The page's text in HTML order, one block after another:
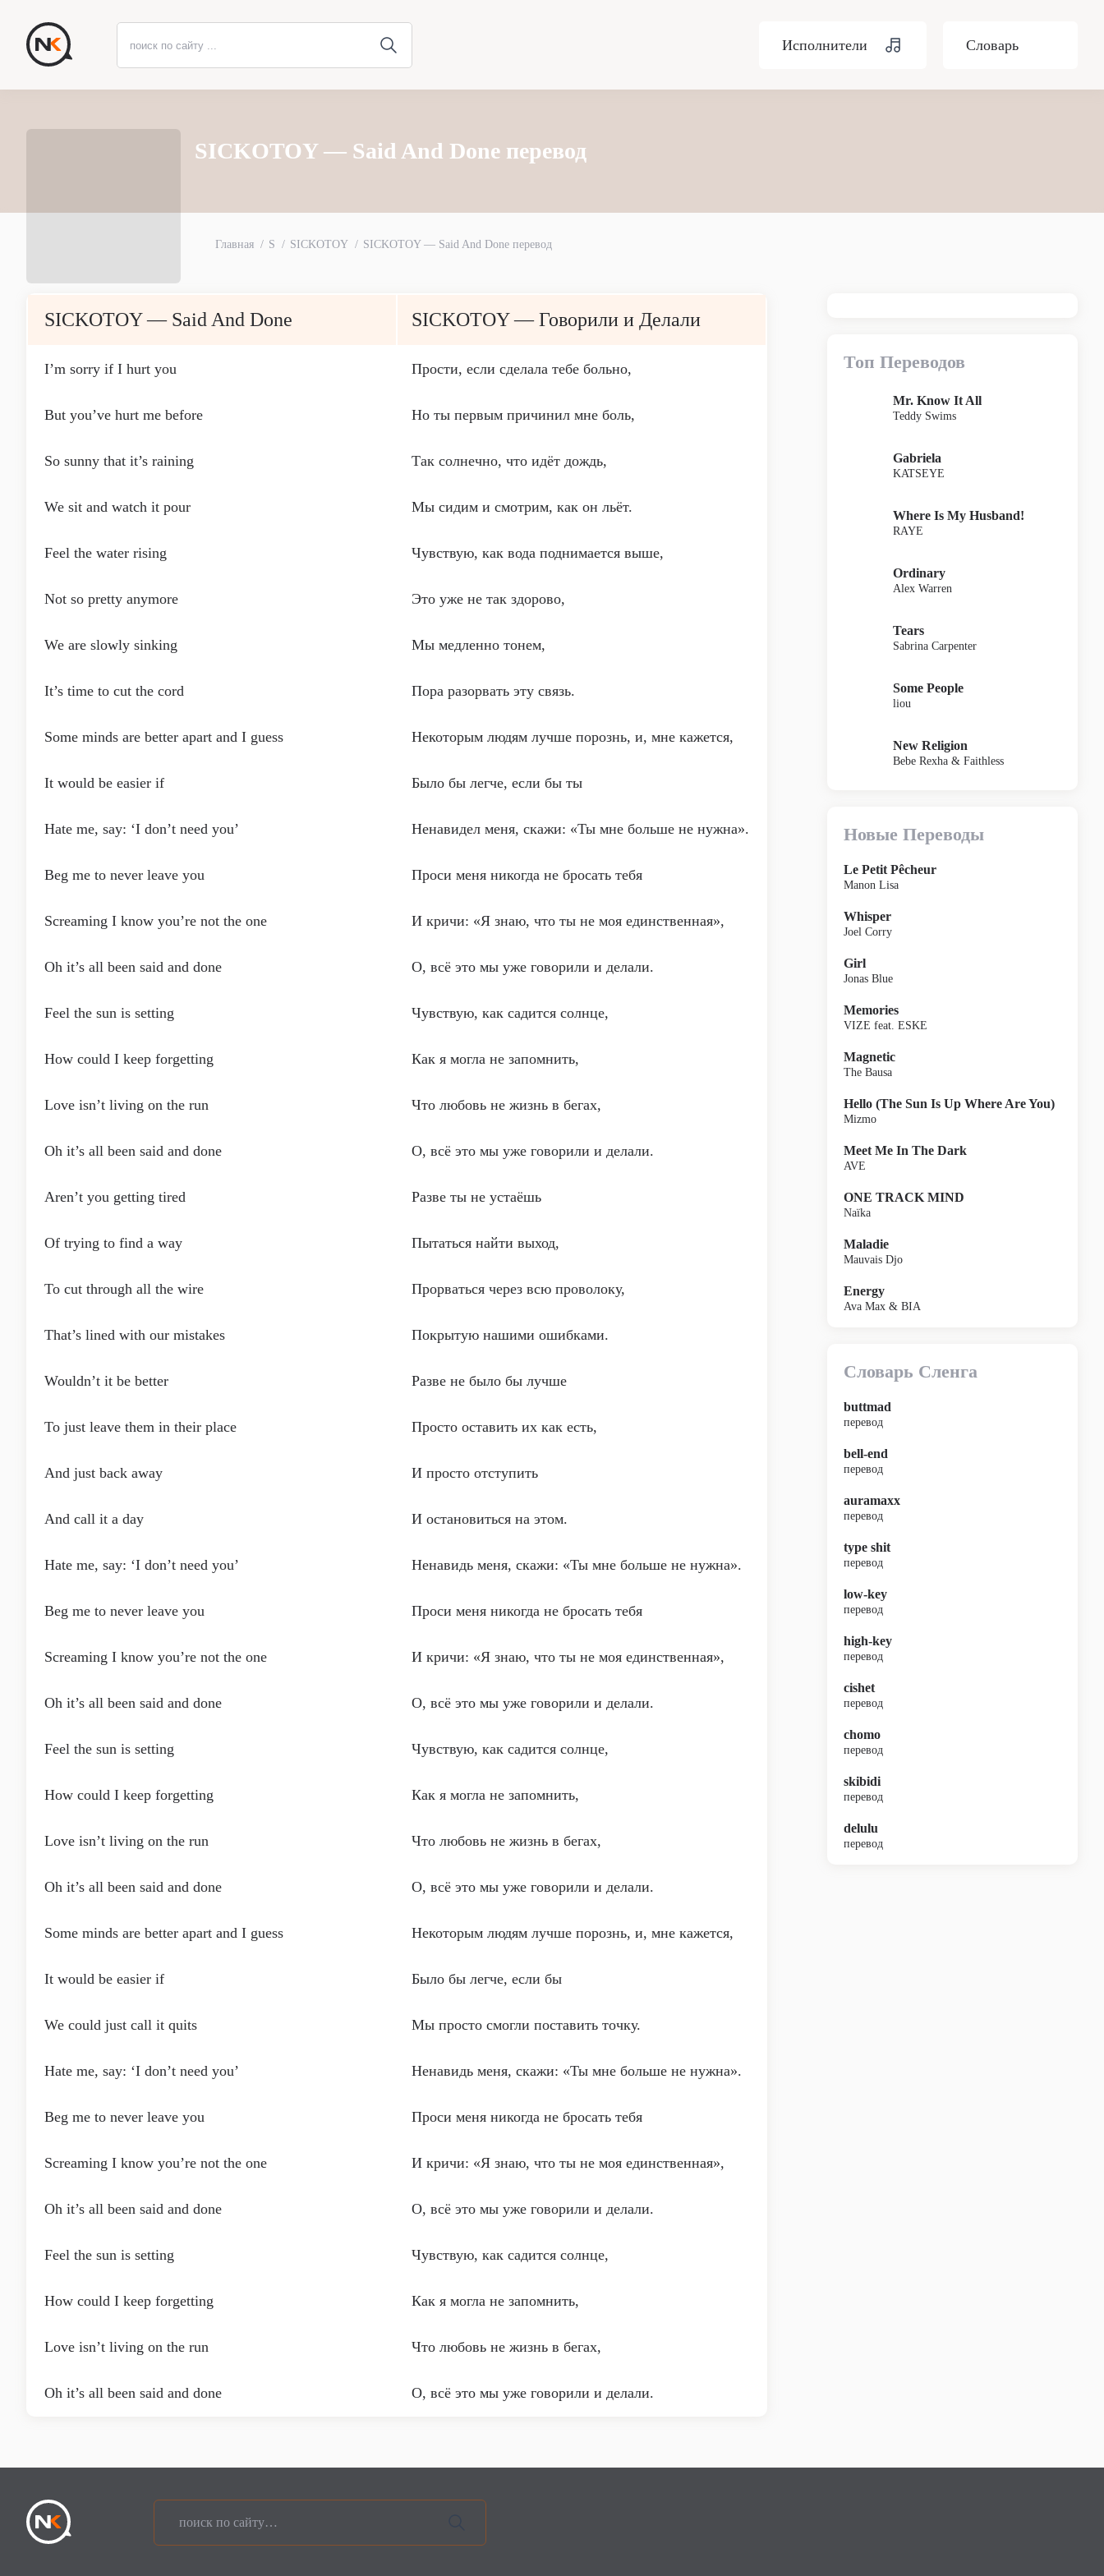
Исполнители Словарь
SICKOTOY — Said And Done перевод
Главная S SICKOTOY SICKOTOY — Said And Done перевод
SICKOTOY — Said And Done SICKOTOY — Говорили и Делали
I’m sorry if I hurt you Прости, если сделала тебе больно,
But you’ve hurt me before Но ты первым причинил мне боль,
So sunny that it’s raining Так солнечно, что идёт дождь,
We sit and watch it pour Мы сидим и смотрим, как он льёт.
Feel the water rising Чувствую, как вода поднимается выше,
Not so pretty anymore Это уже не так здорово,
We are slowly sinking Мы медленно тонем,
It’s time to cut the cord Пора разорвать эту связь.
Some minds are better apart and I guess Некоторым людям лучше порознь, и, мне кажется,
It would be easier if Было бы легче, если бы ты
Hate me, say: ‘I don’t need you’ Ненавидел меня, скажи: «Ты мне больше не нужна».
Beg me to never leave you Проси меня никогда не бросать тебя
Screaming I know you’re not the one И кричи: «Я знаю, что ты не моя единственная»,
Oh it’s all been said and done О, всё это мы уже говорили и делали.
Feel the sun is setting Чувствую, как садится солнце,
How could I keep forgetting Как я могла не запомнить,
Love isn’t living on the run Что любовь не жизнь в бегах,
Oh it’s all been said and done О, всё это мы уже говорили и делали.
Aren’t you getting tired Разве ты не устаёшь
Of trying to find a way Пытаться найти выход,
To cut through all the wire Прорваться через всю проволоку,
That’s lined with our mistakes Покрытую нашими ошибками.
Wouldn’t it be better Разве не было бы лучше
To just leave them in their place Просто оставить их как есть,
And just back away И просто отступить
And call it a day И остановиться на этом.
Hate me, say: ‘I don’t need you’ Ненавидь меня, скажи: «Ты мне больше не нужна».
Beg me to never leave you Проси меня никогда не бросать тебя
Screaming I know you’re not the one И кричи: «Я знаю, что ты не моя единственная»,
Oh it’s all been said and done О, всё это мы уже говорили и делали.
Feel the sun is setting Чувствую, как садится солнце,
How could I keep forgetting Как я могла не запомнить,
Love isn’t living on the run Что любовь не жизнь в бегах,
Oh it’s all been said and done О, всё это мы уже говорили и делали.
Some minds are better apart and I guess Некоторым людям лучше порознь, и, мне кажется,
It would be easier if Было бы легче, если бы
We could just call it quits Мы просто смогли поставить точку.
Hate me, say: ‘I don’t need you’ Ненавидь меня, скажи: «Ты мне больше не нужна».
Beg me to never leave you Проси меня никогда не бросать тебя
Screaming I know you’re not the one И кричи: «Я знаю, что ты не моя единственная»,
Oh it’s all been said and done О, всё это мы уже говорили и делали.
Feel the sun is setting Чувствую, как садится солнце,
How could I keep forgetting Как я могла не запомнить,
Love isn’t living on the run Что любовь не жизнь в бегах,
Oh it’s all been said and done О, всё это мы уже говорили и делали.
Топ Переводов
Mr. Know It All
Teddy Swims
Gabriela
KATSEYE
Where Is My Husband!
RAYE
Ordinary
Alex Warren
Tears
Sabrina Carpenter
Some People
liou
New Religion
Bebe Rexha & Faithless
Новые Переводы
Le Petit Pêcheur
Manon Lisa
Whisper
Joel Corry
Girl
Jonas Blue
Memories
VIZE feat. ESKE
Magnetic
The Bausa
Hello (The Sun Is Up Where Are You)
Mizmo
Meet Me In The Dark
AVE
ONE TRACK MIND
Naïka
Maladie
Mauvais Djo
Energy
Ava Max & BIA
Словарь Сленга
buttmad
перевод
bell-end
перевод
auramaxx
перевод
type shit
перевод
low-key
перевод
high-key
перевод
cishet
перевод
chomo
перевод
skibidi
перевод
delulu
перевод